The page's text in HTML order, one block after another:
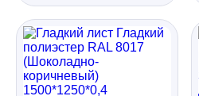
ламинированный